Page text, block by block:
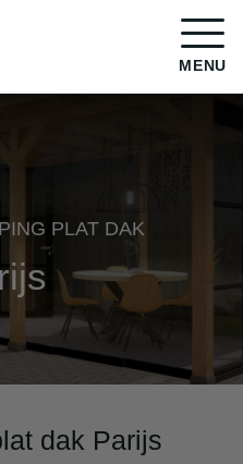
MENU
PLAT DAK
dak Parijs